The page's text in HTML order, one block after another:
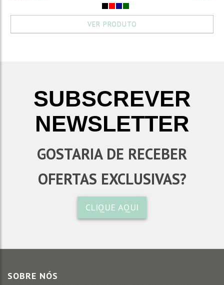
VER PRODUTO
SUBSCREVER
NEWSLETTER
GOSTARIA DE RECEBER
OFERTAS EXCLUSIVAS?
CLIQUE AQUI
SOBRE NÓS